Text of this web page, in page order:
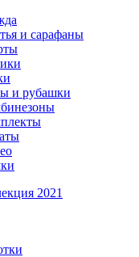
и сарафаны
и рубашки